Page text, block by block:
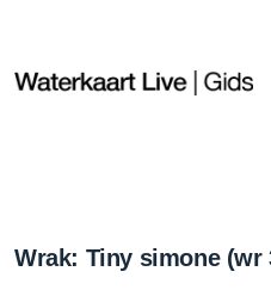
Wrak: Tiny simone (wr